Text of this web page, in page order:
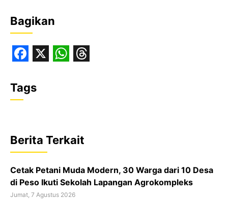
Bagikan
a
c
b
o
o
k
s
A
p
p
a
d
s
Tags
Berita Terkait
Cetak Petani Muda Modern, 30 Warga dari 10 Desa
di Peso Ikuti Sekolah Lapangan Agrokompleks
Jumat, 7 Agustus 2026